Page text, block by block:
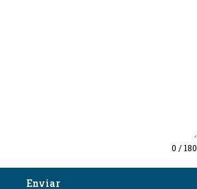
0 / 180
Enviar